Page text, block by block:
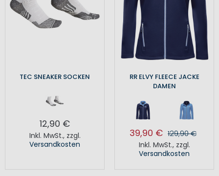
TEC SNEAKER SOCKEN
12,90 €
Inkl. MwSt., zzgl.
Versandkosten
RR ELVY FLEECE JACKE
DAMEN
39,90 € 129,90 €
Inkl. MwSt., zzgl.
Versandkosten